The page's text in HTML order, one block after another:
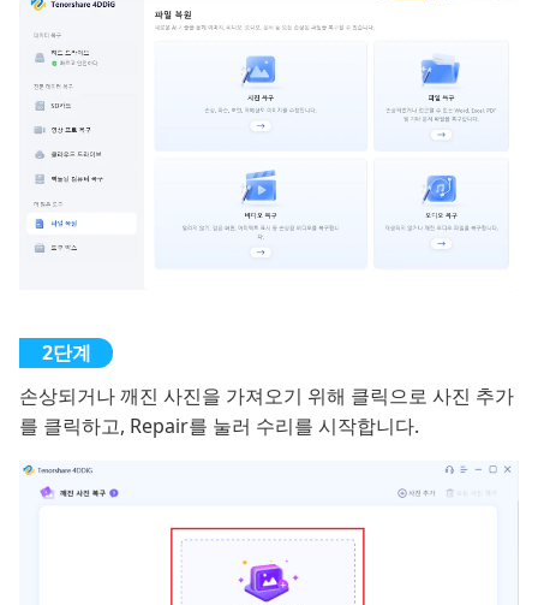
손상되거나 깨진 사진을 가져오기 위해 클릭으로 사진 추가
를 클릭하고, Repair를 눌러 수리를 시작합니다.